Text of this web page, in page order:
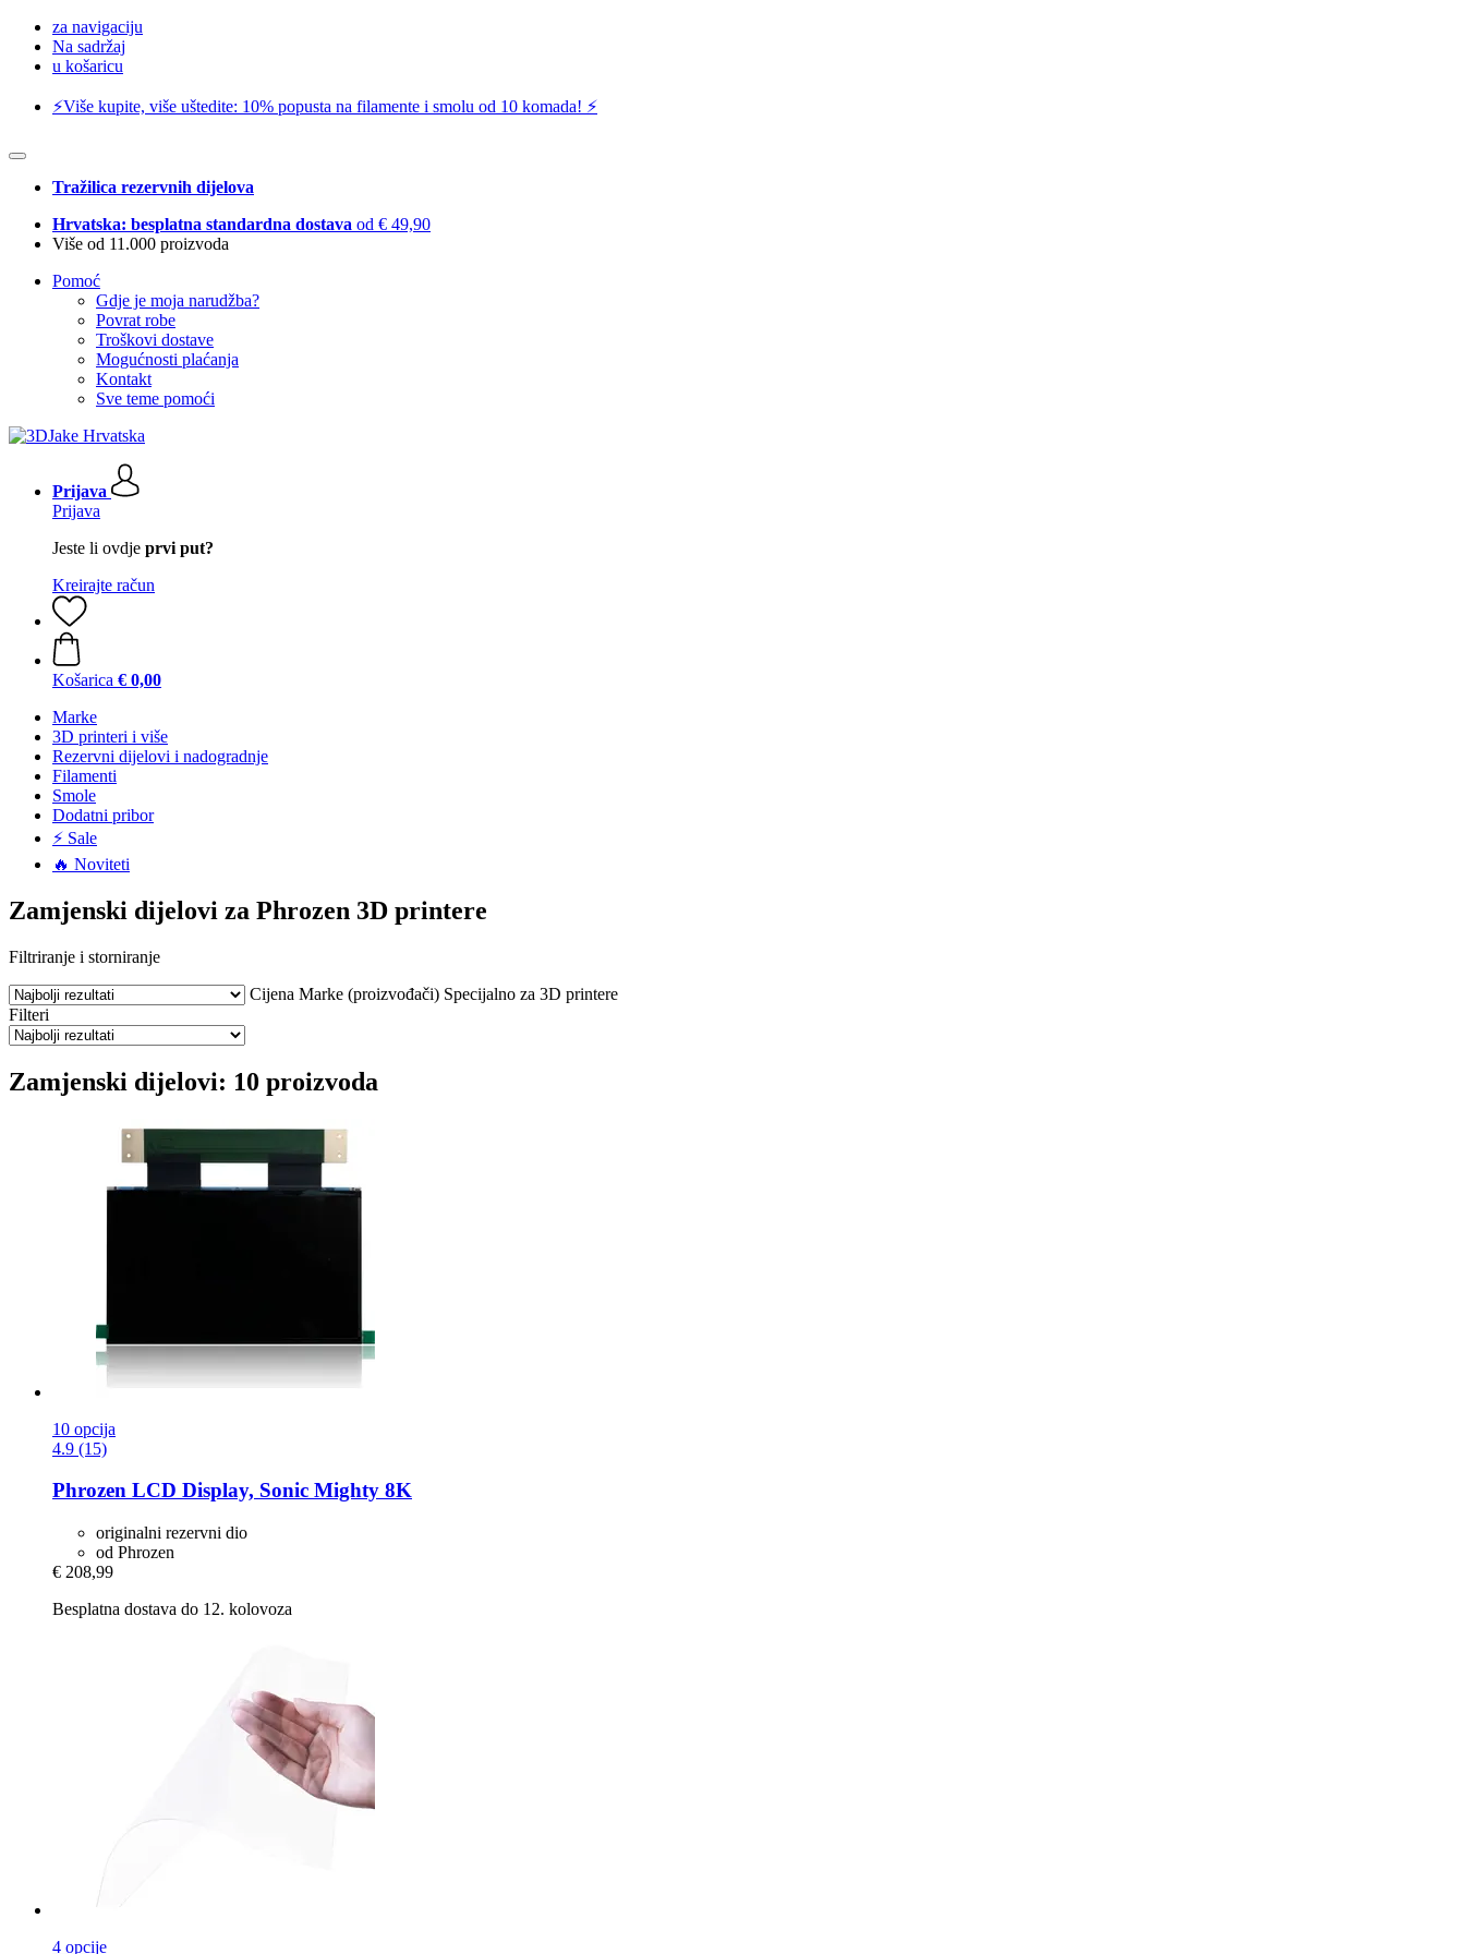
za navigaciju
Na sadržaj
u košaricu
⚡️Više kupite, više uštedite: 10% popusta na filamente i smolu od 10 komada! ⚡️
Tražilica rezervnih dijelova
Hrvatska: besplatna standardna dostava od € 49,90
Više od 11.000 proizvoda
Pomoć
Gdje je moja narudžba?
Povrat robe
Troškovi dostave
Mogućnosti plaćanja
Kontakt
Sve teme pomoći
Prijava
Prijava
Jeste li ovdje prvi put?
Kreirajte račun
Košarica € 0,00
Marke
3D printeri i više
Rezervni dijelovi i nadogradnje
Filamenti
Smole
Dodatni pribor
⚡ Sale
🔥 Noviteti
Zamjenski dijelovi za Phrozen 3D printere
Filtriranje i storniranje
Cijena Marke (proizvođači) Specijalno za 3D printere
Filteri
Zamjenski dijelovi: 10 proizvoda
10 opcija
4.9 (15)
Phrozen LCD Display, Sonic Mighty 8K
originalni rezervni dio
od Phrozen
€ 208,99
Besplatna dostava do 12. kolovoza
4 opcije